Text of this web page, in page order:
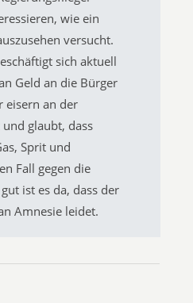
wie ein
versucht.
sich aktuell
Geld an die Bürger
eisern an der
glaubt, dass
Sprit und
Fall gegen die
ist es da, dass der
Amnesie leidet.